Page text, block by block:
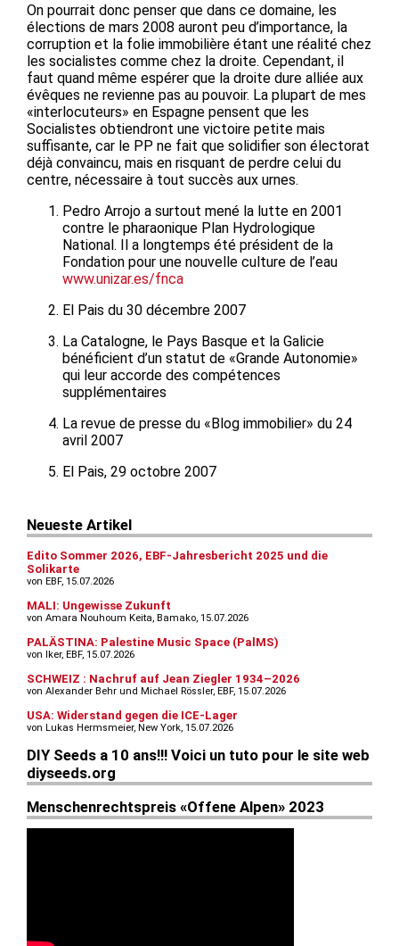
On pourrait donc penser que dans ce domaine, les
élections de mars 2008 auront peu d’importance, la
corruption et la folie immobilière étant une réalité chez
les socialistes comme chez la droite. Cependant, il
faut quand même espérer que la droite dure alliée aux
évêques ne revienne pas au pouvoir. La plupart de mes
«interlocuteurs» en Espagne pensent que les
Socialistes obtiendront une victoire petite mais
suffisante, car le PP ne fait que solidifier son électorat
déjà convaincu, mais en risquant de perdre celui du
centre, nécessaire à tout succès aux urnes.
Pedro Arrojo a surtout mené la lutte en 2001
contre le pharaonique Plan Hydrologique
National. Il a longtemps été président de la
Fondation pour une nouvelle culture de l’eau
www.unizar.es/fnca
El Pais du 30 décembre 2007
La Catalogne, le Pays Basque et la Galicie
bénéficient d’un statut de «Grande Autonomie»
qui leur accorde des compétences
supplémentaires
La revue de presse du «Blog immobilier» du 24
avril 2007
El Pais, 29 octobre 2007